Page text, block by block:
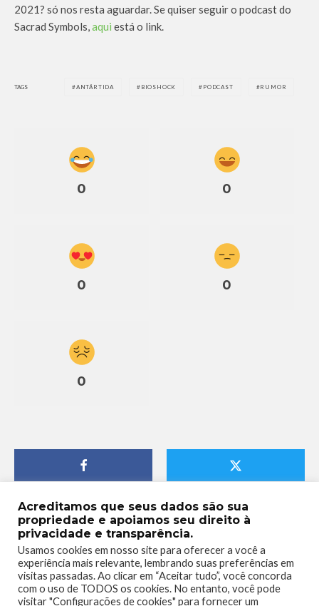
2021? só nos resta aguardar. Se quiser seguir o podcast do
Sacrad Symbols,aqui está o link.
TAGS ANTÁRTIDA BIOSHOCK PODCAST RUMOR
0 0
0 0
0
Acreditamos que seus dados são sua
propriedade e apoiamos seu direito à
privacidade e transparência.
Usamos cookies em nosso site para oferecer a você a
experiência mais relevante, lembrando suas preferências em
visitas passadas. Ao clicar em “Aceitar tudo”, você concorda
com o uso de TODOS os cookies. No entanto, você pode
visitar "Configurações de cookies" para fornecer um